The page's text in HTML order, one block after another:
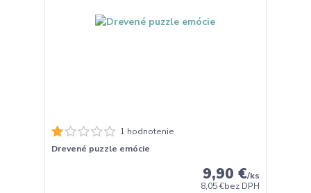
1 hodnotenie
Drevené puzzle emócie
9,90 €/ks
8,05 €bez DPH